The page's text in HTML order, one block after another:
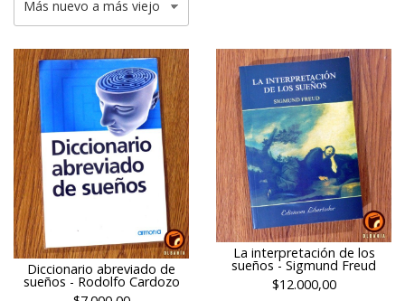
Diccionario abreviado de
sueños - Rodolfo Cardozo
La interpretación de los
sueños - Sigmund Freud
$12.000,00